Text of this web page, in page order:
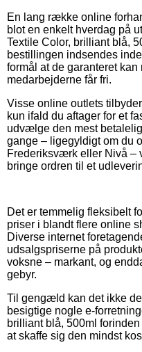
En lang række online
blot en enkelt hverdag på
Textile Color, brilliant blå,
bestillingen indsendes
formål at de garanteret
medarbejderne får fri.
Visse online outlets
kun ifald du aftager for et
udvælge den mest
gange – ligegyldigt om du
Frederiksværk eller Nivå –
bringe ordren til et
Det er temmelig fleksibelt
priser i blandt flere online
Diverse internet
udsalgspriserne på
voksne – markant, og
gebyr.
Til gengæld kan det ikke
besigtige nogle e-
brilliant blå, 500ml
at skaffe sig den mindst